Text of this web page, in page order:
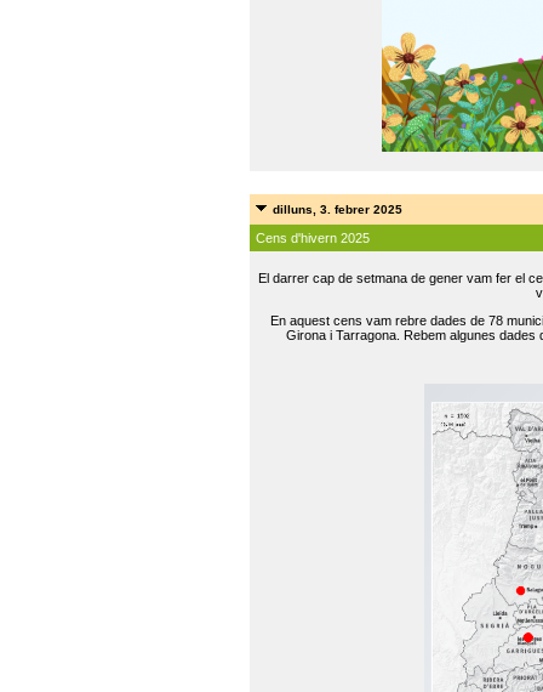
dilluns, 3. febrer 2025
Cens d'hivern 2025
El darrer cap de setmana de gener vam fer el
En aquest cens vam rebre dades de 78
Girona i Tarragona. Rebem algunes